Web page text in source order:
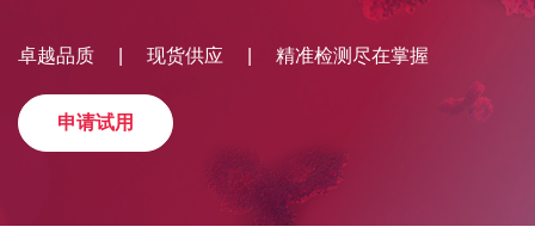
卓越品质 现货供应 精准检测尽在掌握
申请试用